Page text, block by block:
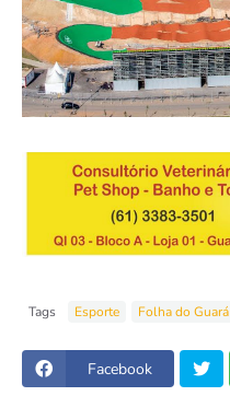
Tags Esporte Folha do Guará
Facebook